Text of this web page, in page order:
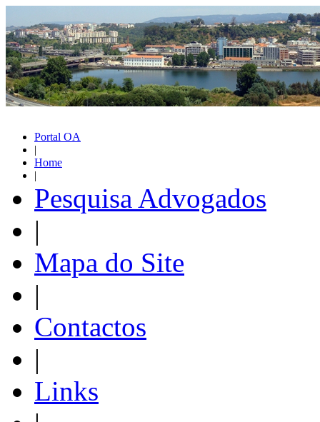
Portal OA
|
Home
|
Pesquisa Advogados
|
Mapa do Site
|
Contactos
|
Links